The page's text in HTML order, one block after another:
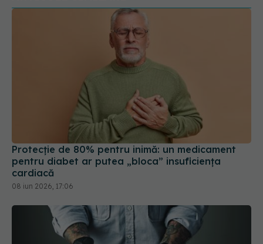
Protecție de 80% pentru inimă: un medicament
pentru diabet ar putea „bloca” insuficiența
cardiacă
08 iun 2026, 17:06